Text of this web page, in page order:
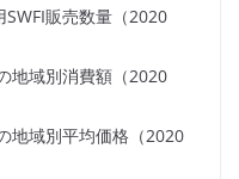
販売数量（2020
地域別消費額（2020
地域別平均価格（2020